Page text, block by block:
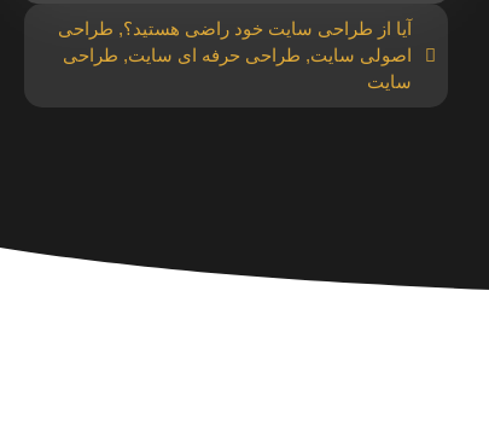
آیا از طراحی سایت خود راضی هستید؟, طراحی
اصولی سایت, طراحی حرفه ای سایت, طراحی
سایت